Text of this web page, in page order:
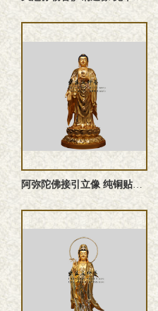
阿弥陀佛接引立像 纯铜贴金佛像定做